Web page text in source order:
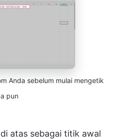
Anda sebelum mulai mengetik
pun
atas sebagai titik awal